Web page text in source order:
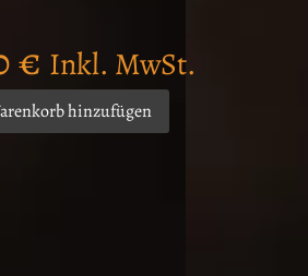
€ Inkl. MwSt.
hinzufügen